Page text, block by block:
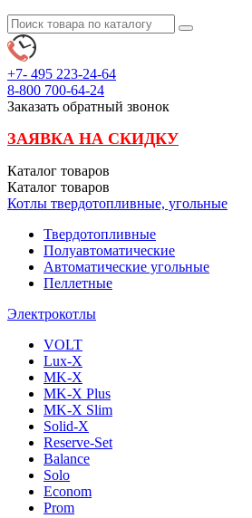
+7- 495 223-24-64
8-800 700-64-24
Заказать обратный звонок
ЗАЯВКА НА СКИДКУ
Каталог товаров
Каталог товаров
Котлы твердотопливные, угольные
Твердотопливные
Полуавтоматические
Автоматические угольные
Пеллетные
Электрокотлы
VOLT
Lux-X
MK-X
MK-X Plus
MK-X Slim
Solid-X
Reserve-Set
Balance
Solo
Econom
Prom